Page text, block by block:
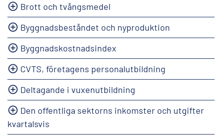
Brott och tvångsmedel
Byggnadsbeståndet och nyproduktion
Byggnadskostnadsindex
CVTS, företagens personalutbildning
Deltagande i vuxenutbildning
Den offentliga sektorns inkomster och utgifter
kvartalsvis